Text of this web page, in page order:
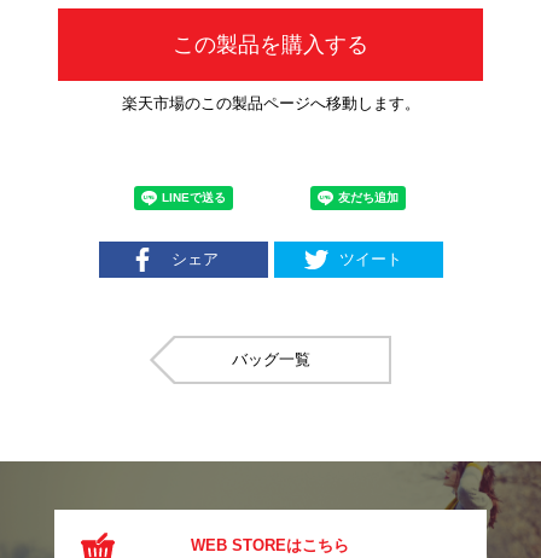
この製品を購入する
楽天市場のこの製品ページへ移動します。
シェア ツイート
バッグ
WEB STOREはこちら